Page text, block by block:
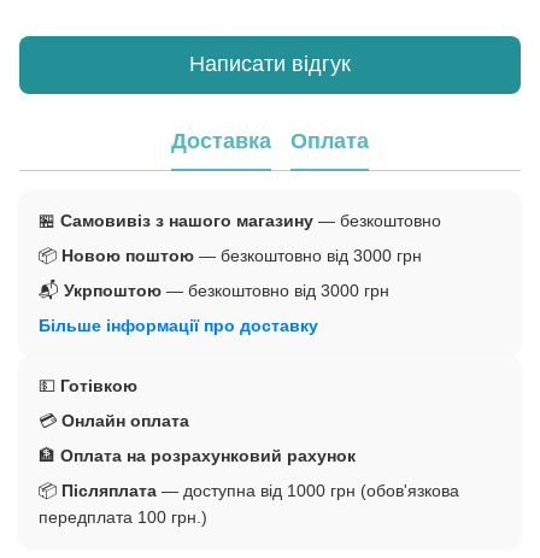
Написати відгук
Доставка Оплата
🏪 Самовивіз з нашого магазину — безкоштовно
📦 Новою поштою — безкоштовно від 3000 грн
📬 Укрпоштою — безкоштовно від 3000 грн
Більше інформації про доставку
💵 Готівкою
💳 Онлайн оплата
🏦 Оплата на розрахунковий рахунок
📦 Післяплата — доступна від 1000 грн (обов'язкова
передплата 100 грн.)